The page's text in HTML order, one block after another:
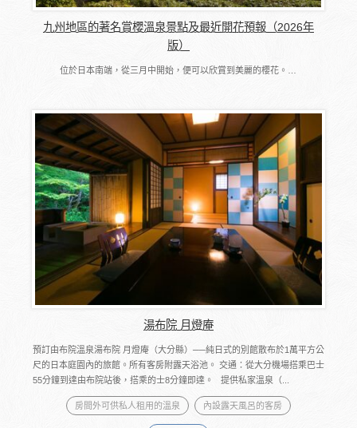
九州地區的著名賞櫻溫泉景點及最近開花預報（2026年
版）
位於日本南端，從三月中開始，便可以欣賞到美麗的櫻花。…
湯布院 月燈庵
預訂由布院溫泉湯布院 月燈庵（大分縣）──純日式的別館散布於1萬平方公
尺的日本庭園內的旅館。所有客房附露天浴池。 交通：從大分機場搭乘巴士
55分鐘到達由布院站後，搭乘的士8分鐘即達。 提供私家溫泉（...
房間外可供私人租用的溫泉 內設露天風呂的客房